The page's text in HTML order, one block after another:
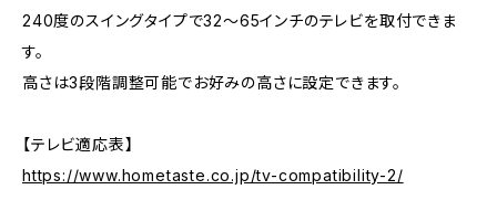
240度のスイングタイプで32〜65インチのテレビを取付できま
す。
高さは3段階調整可能でお好みの高さに設定できます。
【テレビ適応表】
https://www.hometaste.co.jp/tv-compatibility-2/